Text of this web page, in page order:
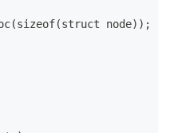
node));